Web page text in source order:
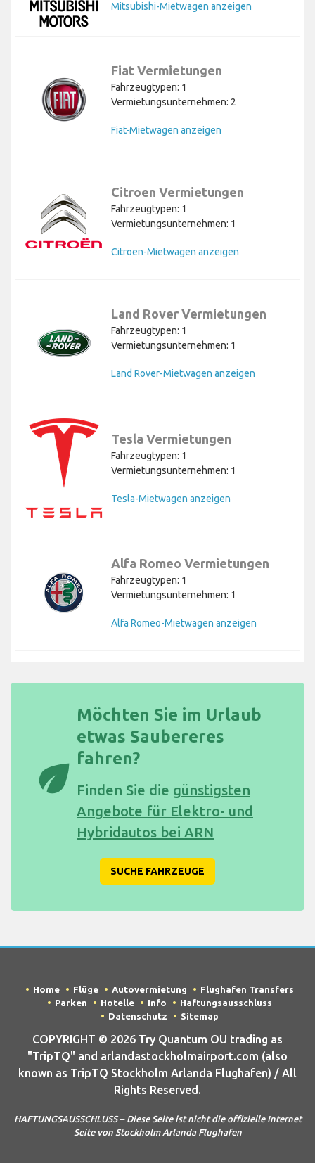
Mitsubishi-Mietwagen anzeigen
Fiat Vermietungen
Fahrzeugtypen: 1
Vermietungsunternehmen: 2
Fiat-Mietwagen anzeigen
Citroen Vermietungen
Fahrzeugtypen: 1
Vermietungsunternehmen: 1
Citroen-Mietwagen anzeigen
Land Rover Vermietungen
Fahrzeugtypen: 1
Vermietungsunternehmen: 1
Land Rover-Mietwagen anzeigen
Tesla Vermietungen
Fahrzeugtypen: 1
Vermietungsunternehmen: 1
Tesla-Mietwagen anzeigen
Alfa Romeo Vermietungen
Fahrzeugtypen: 1
Vermietungsunternehmen: 1
Alfa Romeo-Mietwagen anzeigen
eco
Möchten Sie im Urlaub
etwas Saubereres
fahren?
Finden Sie die günstigsten
Angebote für Elektro- und
Hybridautos bei ARN
SUCHE FAHRZEUGE
Home Flüge Autovermietung
Flughafen Transfers
Parken
Hotelle Info
Haftungsausschluss
Datenschutz
Sitemap
COPYRIGHT © 2026 Try Quantum OU trading as
"TripTQ" and arlandastockholmairport.com (also
known as TripTQ Stockholm Arlanda Flughafen) / All
Rights Reserved.
HAFTUNGSAUSSCHLUSS – Diese Seite ist nicht die offizielle Internet
Seite von Stockholm Arlanda Flughafen